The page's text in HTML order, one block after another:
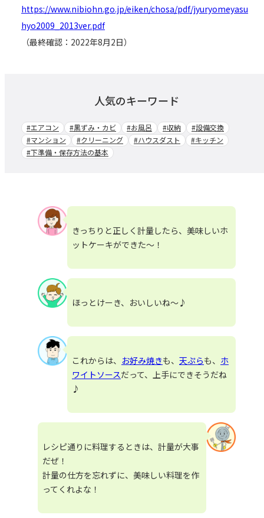
https://www.nibiohn.go.jp/eiken/chosa/pdf/jyuryomeyasu
hyo2009_2013ver.pdf
（最終確認：2022年8月2日）
人気のキーワード
#エアコン #黒ずみ・カビ #お風呂 #収納
#設備交換
#マンション
#クリーニング #ハウスダスト
#キッチン
#下準備・保存方法の基本
きっちりと正しく計量したら、美味しいホ
ットケーキができた～！
ほっとけーき、おいしいね～♪
これからは、 お好み焼きも、 天ぷらも、 ホ
ワイトソースだって、上手にできそうだね
♪
レシピ通りに料理するときは、計量が大事
だぜ！
計量の仕方を忘れずに、美味しい料理を作
ってくれよな！